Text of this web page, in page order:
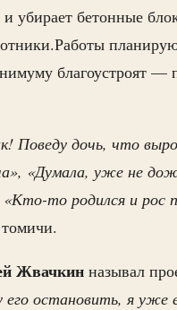
убирает бетонные
благоустроят —
Поведу дочь, что
«Думала, уже не
«Кто-то родился и рос
Жвачкин называл
его остановить, я уже